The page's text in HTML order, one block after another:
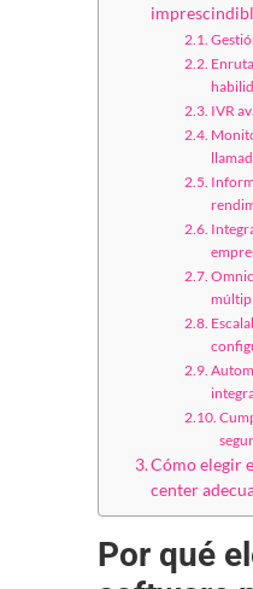
IVR
Cómo elegir
center
Por qué